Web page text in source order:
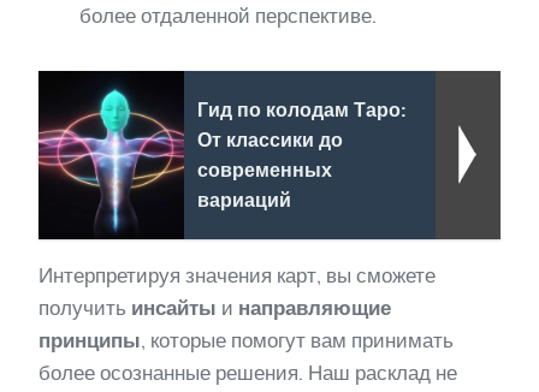
более отдаленной перспективе.
Гид по колодам Таро:
От классики до
современных
вариаций
Интерпретируя значения карт, вы сможете
получить инсайты и направляющие
принципы, которые помогут вам принимать
более осознанные решения. Наш расклад не